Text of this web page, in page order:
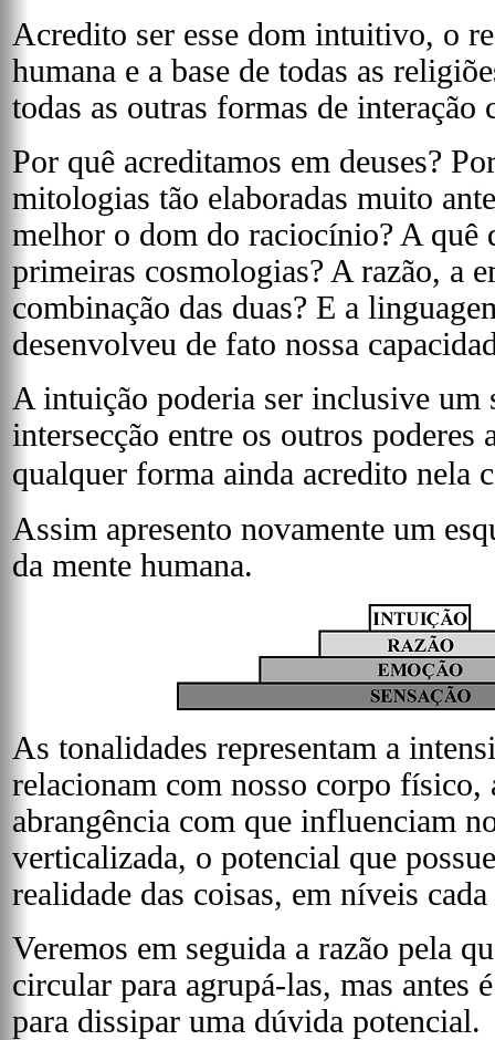
Acredito ser esse dom intuitivo, o
humana e a base de todas as
todas as outras formas de interação
Por quê acreditamos em deuses?
mitologias tão elaboradas muito
melhor o dom do raciocínio? A quê
primeiras cosmologias? A razão, a
combinação das duas? E a
desenvolveu de fato nossa
A intuição poderia ser inclusive um
intersecção entre os outros poderes
qualquer forma ainda acredito nela
Assim apresento novamente um
da mente humana.
As tonalidades representam a
relacionam com nosso corpo físico,
abrangência com que influenciam
verticalizada, o potencial que
realidade das coisas, em níveis
Veremos em seguida a razão pela
circular para agrupá-las, mas antes
para dissipar uma dúvida potencial.